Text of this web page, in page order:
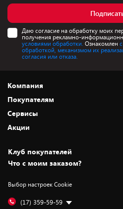
Даю согласие на обработку моих
получения рекламно-
условиями обработки. Ознакомлен
обработкой, механизмом их
согласия или отказа.
Компания
О нас
Адреса магазинов
Новости
Статьи и обзоры
Вакансии
Дай пять добру!
Покупателям
Как сделать заказ
Оплата и доставка
Безналичный расчёт
Обмен и возврат товара
Обработка персональных данных
Подарочные карты
Сервисы
Установка техники
Для игровых консолей
Для мобильных устройств
Для компьютеров
Акции
Скидки и промокоды
Белорусские товары
Бонусы
Оплата частями
Клуб покупателей
Что с моим заказом?
Выбор настроек Cookie
(17) 359-59-59